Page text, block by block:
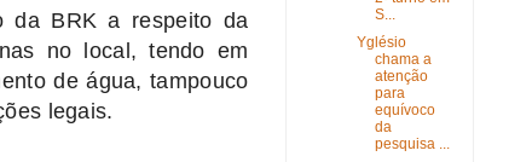
da BRK a respeito da
no local, tendo em
de água, tampouco
legais.
S...
Yglésio
chama a
atenção
para
equívoco
da
pesquisa ...